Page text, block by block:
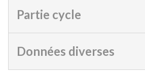
Partie cycle
Données diverses